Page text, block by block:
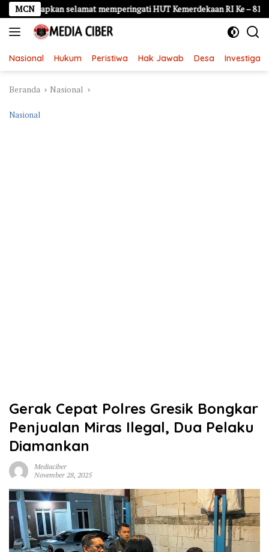
Langsung
ke
konten
MCN
selamat memperingati HUT Kemerdekaan RI Ke – 81 LDKS
Nasional Hukum Peristiwa Hak Jawab Desa Investigasi
Beranda Nasional
Nasional
Gerak Cepat Polres Gresik Bongkar
Penjualan Miras Ilegal, Dua Pelaku
Diamankan
Mediaciber
November 28, 2025